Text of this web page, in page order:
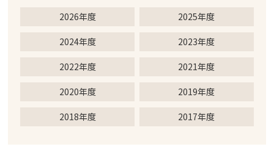
2026年度 2025年度
2024年度 2023年度
2022年度 2021年度
2020年度 2019年度
2018年度 2017年度